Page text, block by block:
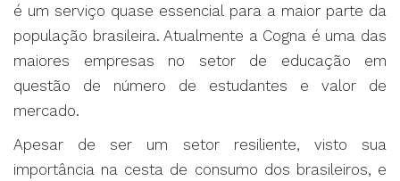
é um serviço quase essencial para a maior parte da
população brasileira. Atualmente a Cogna é uma das
maiores empresas no setor de educação em
questão de número de estudantes e valor de
mercado.
Apesar de ser um setor resiliente, visto sua
importância na cesta de consumo dos brasileiros, e